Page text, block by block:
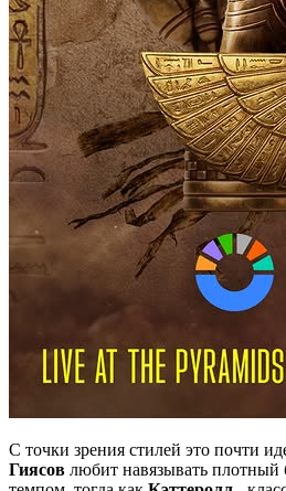
С точки зрения стилей это почти
Гиясов любит навязывать